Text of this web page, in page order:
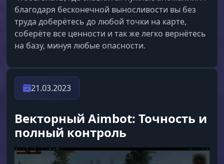
Fast Speed & No Fall
Свобода движения. Бегай быстрее ветра с
бесконечной стаминой и прыгай с крыш
Припяти без урона.
Artifacts Extractor
Взломщик. Помощник для быстрого ввода
хабар, пока другие тупят с мини-игрой.
благодаря бесконечной выносливости вы без
труда доберётесь до любой точки на карте,
соберёте все ценности и так же легко вернётесь
на базу, минуя любые опасности.
21.03.2023
Векторный Aimbot: Точность и
полный контроль